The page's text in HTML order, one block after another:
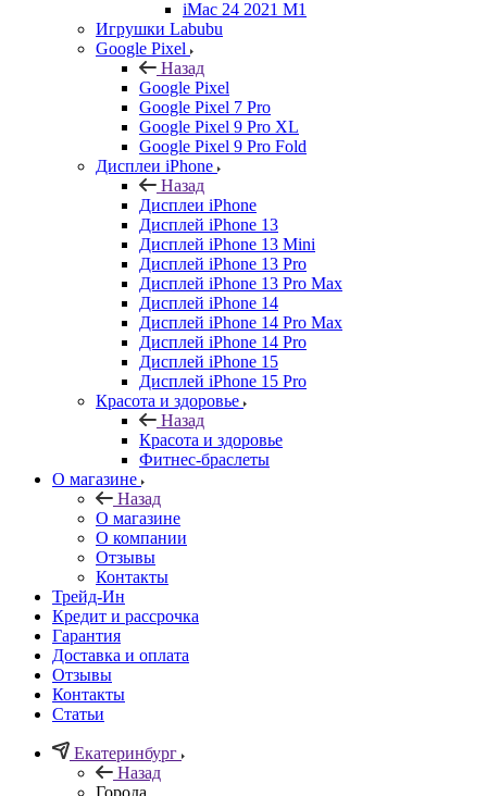
iMac 24 2021 M1
Игрушки Labubu
Google Pixel
Назад
Google Pixel
Google Pixel 7 Pro
Google Pixel 9 Pro XL
Google Pixel 9 Pro Fold
Дисплеи iPhone
Назад
Дисплеи iPhone
Дисплей iPhone 13
Дисплей iPhone 13 Mini
Дисплей iPhone 13 Pro
Дисплей iPhone 13 Pro Max
Дисплей iPhone 14
Дисплей iPhone 14 Pro Max
Дисплей iPhone 14 Pro
Дисплей iPhone 15
Дисплей iPhone 15 Pro
Красота и здоровье
Назад
Красота и здоровье
Фитнес-браслеты
О магазине
Назад
О магазине
О компании
Отзывы
Контакты
Трейд-Ин
Кредит и рассрочка
Гарантия
Доставка и оплата
Отзывы
Контакты
Статьи
Екатеринбург
Назад
Города